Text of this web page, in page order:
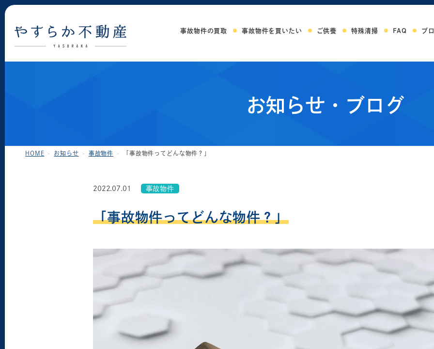
事故物件の買取 事故物件を買いたい ご供養 特殊清掃 FAQ ブ
お知らせ・ブログ
HOME お知らせ 事故物件 「事故物件ってどんな物件？」
2022.07.01 事故物件
「事故物件ってどんな物件？」